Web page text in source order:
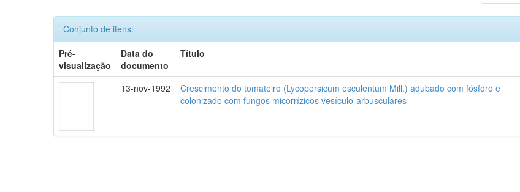
Conjunto de itens:
Pré-
visualização
Data do
documento
Título
13-nov-1992
Crescimento do tomateiro (Lycopersicum esculentum Mill.) adubado com fósforo e
colonizado com fungos micorrízicos vesículo-arbusculares